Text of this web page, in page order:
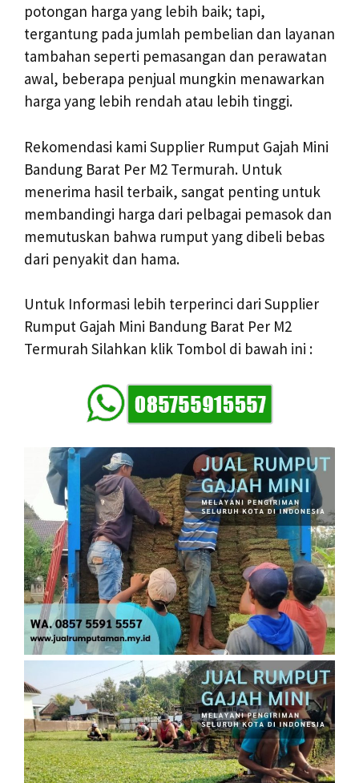
potongan harga yang lebih baik; tapi,
tergantung pada jumlah pembelian dan layanan
tambahan seperti pemasangan dan perawatan
awal, beberapa penjual mungkin menawarkan
harga yang lebih rendah atau lebih tinggi.
Rekomendasi kami Supplier Rumput Gajah Mini
Bandung Barat Per M2 Termurah. Untuk
menerima hasil terbaik, sangat penting untuk
membandingi harga dari pelbagai pemasok dan
memutuskan bahwa rumput yang dibeli bebas
dari penyakit dan hama.
Untuk Informasi lebih terperinci dari Supplier
Rumput Gajah Mini Bandung Barat Per M2
Termurah Silahkan klik Tombol di bawah ini :